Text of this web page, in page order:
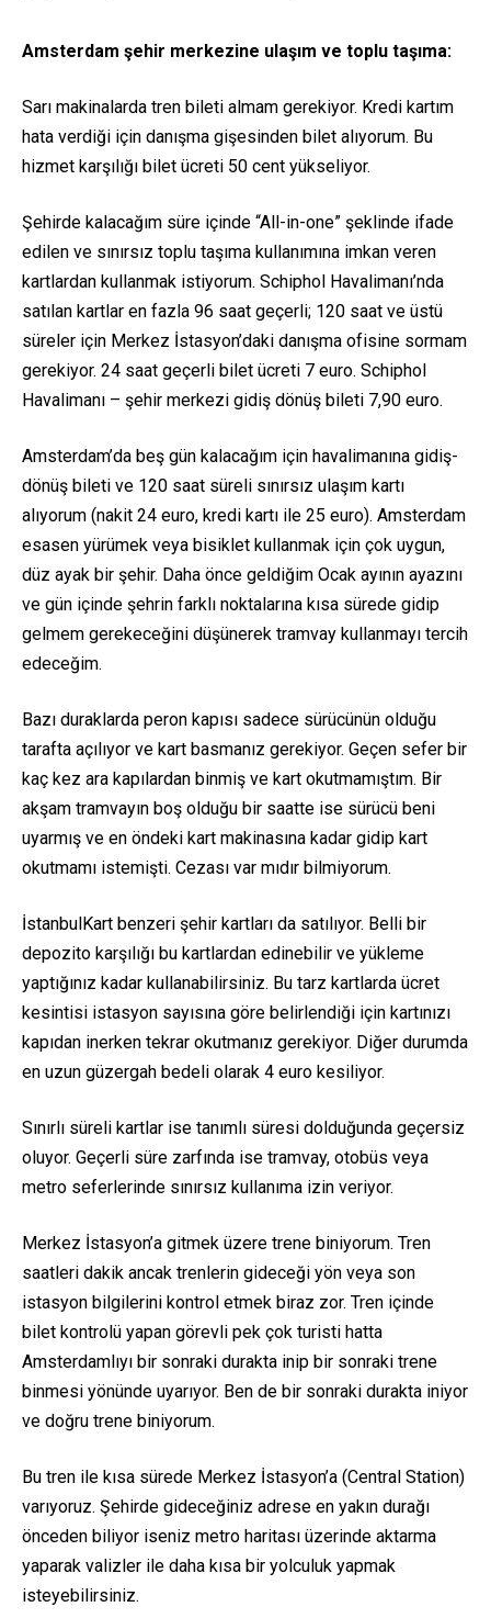
Amsterdam şehir merkezine ulaşım ve toplu taşıma:
Sarı makinalarda tren bileti almam gerekiyor. Kredi kartım
hata verdiği için danışma gişesinden bilet alıyorum. Bu
hizmet karşılığı bilet ücreti 50 cent yükseliyor.
Şehirde kalacağım süre içinde “All-in-one” şeklinde ifade
edilen ve sınırsız toplu taşıma kullanımına imkan veren
kartlardan kullanmak istiyorum. Schiphol Havalimanı’nda
satılan kartlar en fazla 96 saat geçerli; 120 saat ve üstü
süreler için Merkez İstasyon’daki danışma ofisine sormam
gerekiyor. 24 saat geçerli bilet ücreti 7 euro. Schiphol
Havalimanı – şehir merkezi gidiş dönüş bileti 7,90 euro.
Amsterdam’da beş gün kalacağım için havalimanına gidiş-
dönüş bileti ve 120 saat süreli sınırsız ulaşım kartı
alıyorum (nakit 24 euro, kredi kartı ile 25 euro). Amsterdam
esasen yürümek veya bisiklet kullanmak için çok uygun,
düz ayak bir şehir. Daha önce geldiğim Ocak ayının ayazını
ve gün içinde şehrin farklı noktalarına kısa sürede gidip
gelmem gerekeceğini düşünerek tramvay kullanmayı tercih
edeceğim.
Bazı duraklarda peron kapısı sadece sürücünün olduğu
tarafta açılıyor ve kart basmanız gerekiyor. Geçen sefer bir
kaç kez ara kapılardan binmiş ve kart okutmamıştım. Bir
akşam tramvayın boş olduğu bir saatte ise sürücü beni
uyarmış ve en öndeki kart makinasına kadar gidip kart
okutmamı istemişti. Cezası var mıdır bilmiyorum.
İstanbulKart benzeri şehir kartları da satılıyor. Belli bir
depozito karşılığı bu kartlardan edinebilir ve yükleme
yaptığınız kadar kullanabilirsiniz. Bu tarz kartlarda ücret
kesintisi istasyon sayısına göre belirlendiği için kartınızı
kapıdan inerken tekrar okutmanız gerekiyor. Diğer durumda
en uzun güzergah bedeli olarak 4 euro kesiliyor.
Sınırlı süreli kartlar ise tanımlı süresi dolduğunda geçersiz
oluyor. Geçerli süre zarfında ise tramvay, otobüs veya
metro seferlerinde sınırsız kullanıma izin veriyor.
Merkez İstasyon’a gitmek üzere trene biniyorum. Tren
saatleri dakik ancak trenlerin gideceği yön veya son
istasyon bilgilerini kontrol etmek biraz zor. Tren içinde
bilet kontrolü yapan görevli pek çok turisti hatta
Amsterdamlıyı bir sonraki durakta inip bir sonraki trene
binmesi yönünde uyarıyor. Ben de bir sonraki durakta iniyor
ve doğru trene biniyorum.
Bu tren ile kısa sürede Merkez İstasyon’a (Central Station)
varıyoruz. Şehirde gideceğiniz adrese en yakın durağı
önceden biliyor iseniz metro haritası üzerinde aktarma
yaparak valizler ile daha kısa bir yolculuk yapmak
isteyebilirsiniz.